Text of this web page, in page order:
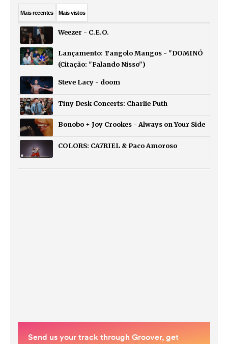
Maisrecentes Maisvistos
Weezer - C.E.O.
Lançamento: Tangolo Mangos - "DOMINÓ
(Citação: "Falando Nisso")
Steve Lacy - doom
Tiny Desk Concerts: Charlie Puth
Bonobo + Joy Crookes - Always on Your Side
COLORS: CA7RIEL & Paco Amoroso